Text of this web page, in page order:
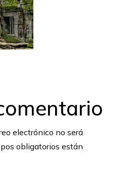
electrónico no será
obligatorios están